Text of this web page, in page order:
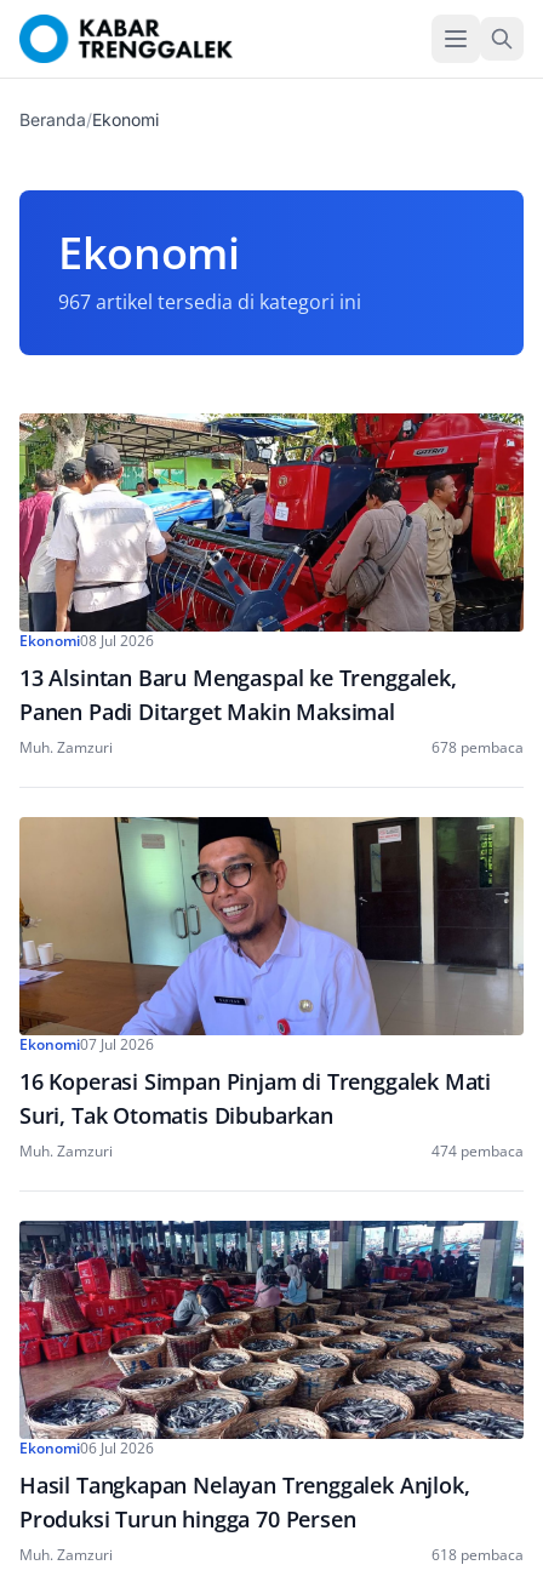
Beranda/Ekonomi
Ekonomi
967 artikel tersedia di kategori ini
Ekonomi08 Jul 2026
13 Alsintan Baru Mengaspal ke Trenggalek,
Panen Padi Ditarget Makin Maksimal
Muh. Zamzuri 678 pembaca
Ekonomi07 Jul 2026
16 Koperasi Simpan Pinjam di Trenggalek Mati
Suri, Tak Otomatis Dibubarkan
Muh. Zamzuri 474 pembaca
Ekonomi06 Jul 2026
Hasil Tangkapan Nelayan Trenggalek Anjlok,
Produksi Turun hingga 70 Persen
Muh. Zamzuri 618 pembaca